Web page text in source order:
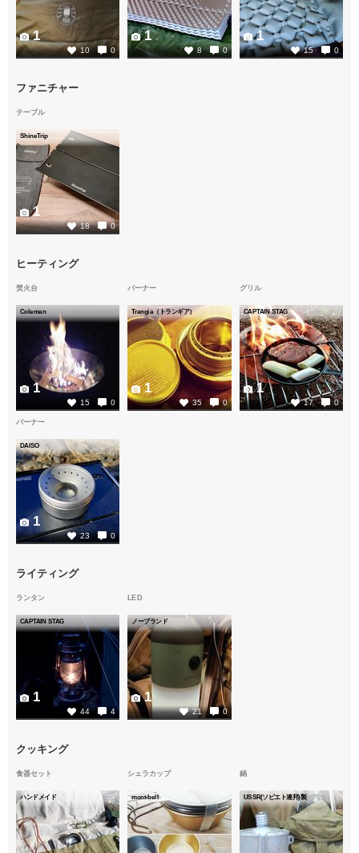
10 0
1
8 0
1
15 0
1
ファニチャー
テーブル
ShineTrip
18 0
1
ヒーティング
焚火台
Coleman
15 0
1
バーナー
Trangia（トランギア）
35 0
1
グリル
CAPTAIN STAG
17 0
1
バーナー
DAISO
23 0
1
ライティング
ランタン
CAPTAIN STAG
44 4
1
LED
ノーブランド
21 0
1
クッキング
食器セット
ハンドメイド
シェラカップ
mont-bell
鍋
USSR(ソビエト連邦)製